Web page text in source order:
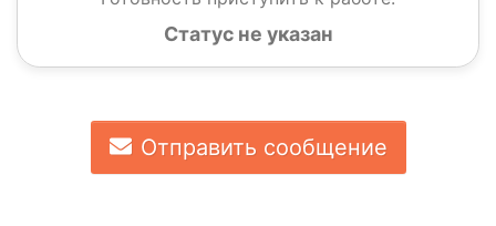
Статус не указан
Отправить сообщение